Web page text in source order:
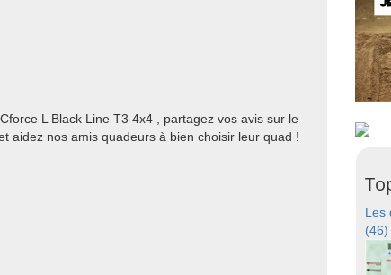
L Black Line T3 4x4 , partagez vos avis sur le
aidez nos amis quadeurs à bien choisir leur quad !
Les
(46)